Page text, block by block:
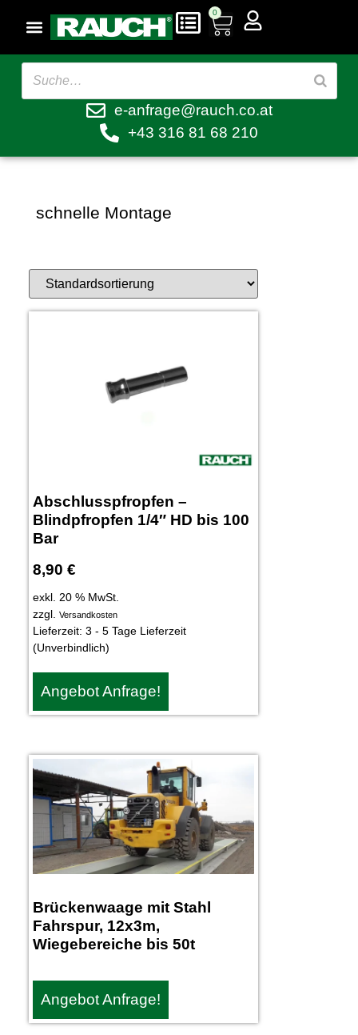
0
e-anfrage@rauch.co.at
+43 316 81 68 210
schnelle Montage
Abschlusspfropfen –
Blindpfropfen 1/4″ HD bis 100
Bar
8,90 €
exkl. 20 % MwSt.
zzgl.
Versandkosten
Lieferzeit: 3 - 5 Tage Lieferzeit
(Unverbindlich)
Angebot Anfrage!
Brückenwaage mit Stahl
Fahrspur, 12x3m,
Wiegebereiche bis 50t
Angebot Anfrage!